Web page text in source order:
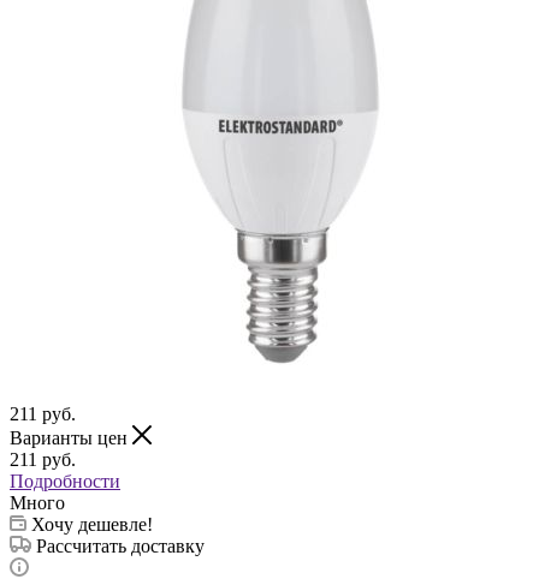
211 руб.
Варианты цен
211 руб.
Подробности
Много
Хочу дешевле!
Рассчитать доставку